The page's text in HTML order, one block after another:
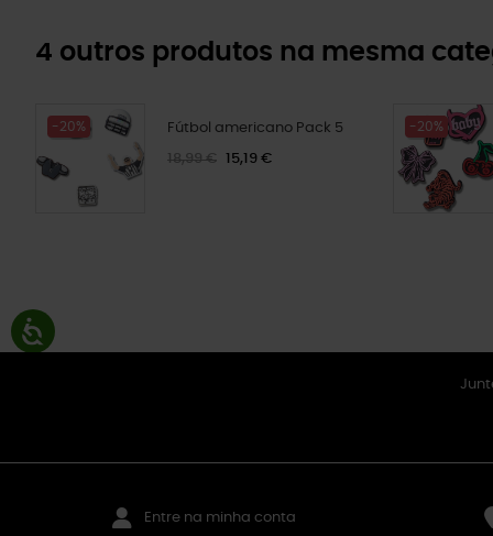
4 outros produtos na mesma
-20% Fútbol americano Pack 5
18,99 € 15,19 €
-20%
Entre na minha conta